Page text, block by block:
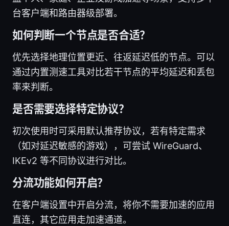
台客户端和路由器级部署。
如何判断一个节点是否合适？
优先选择地理位置更近、往返延迟低的节点。可以
通过内置测速工具对比若干节点的平均延迟和丢包
率来判断。
是否需要选择特定协议？
初次使用时可采用默认推荐协议，若有特定需求
（如对延迟敏感的游戏），可尝试 WireGuard、
IKEv2 等不同协议进行对比。
分流功能如何开启？
在客户端设置中开启分流，将你不需要加速的应用
直连，其它应用走加速通道。